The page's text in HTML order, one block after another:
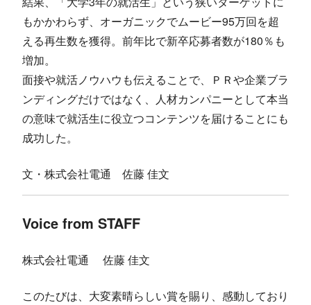
もかかわらず、オーガニックでムービー95万回を超
える再生数を獲得。前年比で新卒応募者数が180％も
増加。
面接や就活ノウハウも伝えることで、ＰＲや企業ブラ
ンディングだけではなく、人材カンパニーとして本当
の意味で就活生に役立つコンテンツを届けることにも
成功した。
文・株式会社電通 佐藤 佳文
Voice from STAFF
株式会社電通 佐藤 佳文
このたびは、大変素晴らしい賞を賜り、感動しており